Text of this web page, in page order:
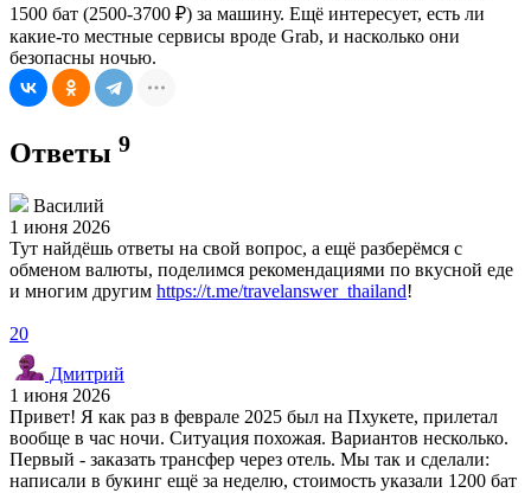
1500 бат (2500-3700 ₽) за машину. Ещё интересует, есть ли
какие-то местные сервисы вроде Grab, и насколько они
безопасны ночью.
Ответы 9
Василий
1 июня 2026
Тут найдёшь ответы на свой вопрос, а ещё разберёмся с
обменом валюты, поделимся рекомендациями по вкусной еде
и многим другим https://t.me/travelanswer_thailand!
20
Дмитрий
1 июня 2026
Привет! Я как раз в феврале 2025 был на Пхукете, прилетал
вообще в час ночи. Ситуация похожая. Вариантов несколько.
Первый - заказать трансфер через отель. Мы так и сделали:
написали в букинг ещё за неделю, стоимость указали 1200 бат